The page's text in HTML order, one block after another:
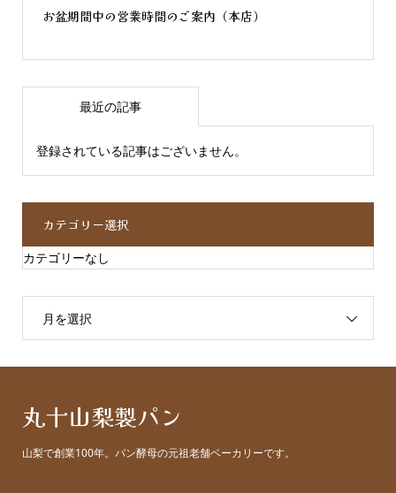
お盆期間中の営業時間のご案内（本店）
最近の記事
登録されている記事はございません。
カテゴリー選択
カテゴリーなし
月を選択
丸十山梨製パン
山梨で創業100年。パン酵母の元祖老舗ベーカリーです。